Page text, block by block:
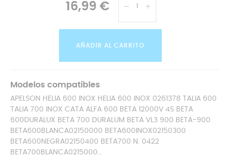
16,99 €
AÑADIR AL CARRITO
Modelos compatibles
APELSON HELIA 600 INOX HELIA 600 INOX 0261378 TALIA 600
TALIA 700 INOX CATA ALFA 600 BETA 12000V 4S BETA
600DURALUX BETA 700 DURALUM BETA VL3 900 BETA-900
BETA600BLANCA02150000 BETA600INOX02150300
BETA600NEGRA02150400 BETA700 N. 0422
BETA700BLANCA0215000...